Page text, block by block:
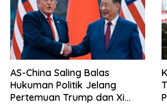
AS-China Saling Balas
Hukuman Politik Jelang
Pertemuan Trump dan Xi